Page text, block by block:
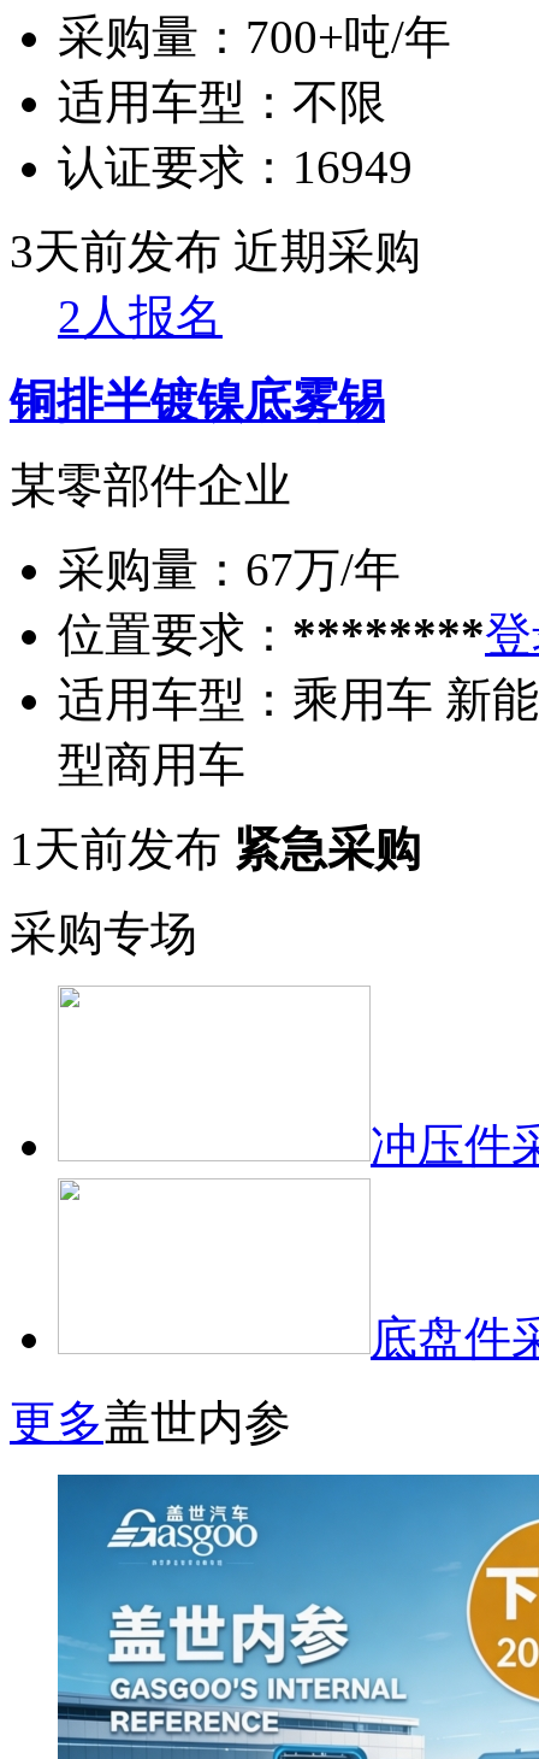
采购量： 700+吨/年
适用车型： 不限
认证要求： 16949
3天前发布 近期采购
2人报名
铜排半镀镍底雾锡
某零部件企业
采购量： 67万/年
位置要求： ********
适用车型： 乘用车 新
型商用车
1天前发布 紧急采购
采购专场
冲压件
底盘件
更多盖世内参